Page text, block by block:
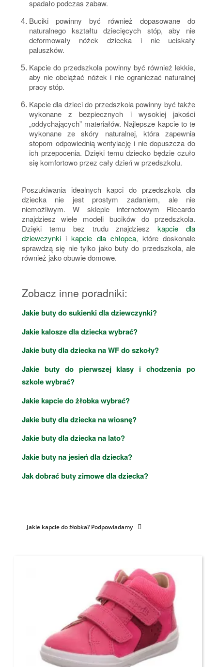
spadało podczas zabaw.
Buciki powinny być również dopasowane do
naturalnego kształtu dziecięcych stóp, aby nie
deformowały nóżek dziecka i nie uciskały
paluszków.
Kapcie do przedszkola powinny być również lekkie,
aby nie obciążać nóżek i nie ograniczać naturalnej
pracy stóp.
Kapcie dla dzieci do przedszkola powinny być także
wykonane z bezpiecznych i wysokiej jakości
„oddychających” materiałów. Najlepsze kapcie to te
wykonane ze skóry naturalnej, która zapewnia
stopom odpowiednią wentylację i nie dopuszcza do
ich przepocenia. Dzięki temu dziecko będzie czuło
się komfortowo przez cały dzień w przedszkolu.
Poszukiwania idealnych kapci do przedszkola dla
dziecka nie jest prostym zadaniem, ale nie
niemożliwym. W sklepie internetowym Riccardo
znajdziesz wiele modeli bucików do przedszkola.
Dzięki temu bez trudu znajdzieszkapcie dla
dziewczynkiikapcie dla chłopca, które doskonale
sprawdzą się nie tylko jako buty do przedszkola, ale
również jako obuwie domowe.
Zobacz inne poradniki:
Jakie buty do sukienki dla dziewczynki?
Jakie kalosze dla dziecka wybrać?
Jakie buty dla dziecka na WF do szkoły?
Jakie buty do pierwszej klasy i chodzenia po
szkole wybrać?
Jakie kapcie do żłobka wybrać?
Jakie buty dla dziecka na wiosnę?
Jakie buty dla dziecka na lato?
Jakie buty na jesień dla dziecka?
Jak dobrać buty zimowe dla dziecka?
Jakie kapcie do żłobka? Podpowiadamy